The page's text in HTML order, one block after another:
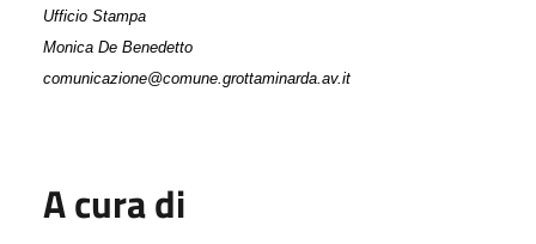
Ufficio Stampa
Monica De Benedetto
comunicazione@comune.grottaminarda.av.it
A cura di